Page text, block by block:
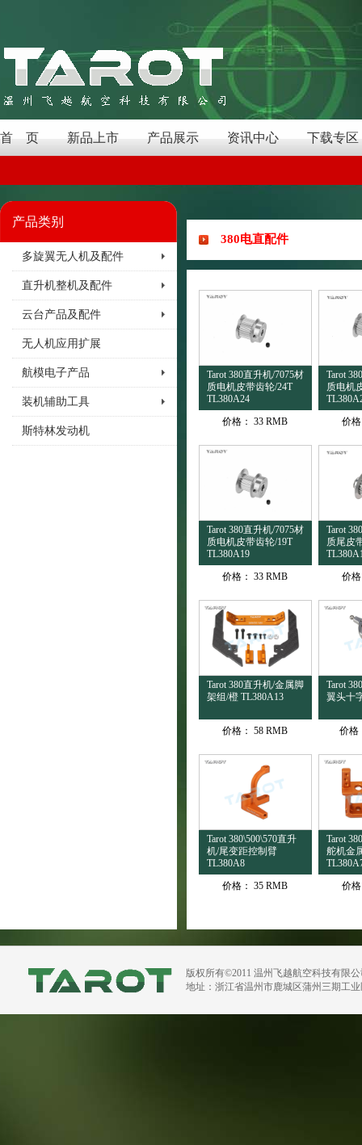
首 页 新品上市 产品展示 资讯中心 下载专区
产品类别
多旋翼无人机及配件
直升机整机及配件
云台产品及配件
无人机应用扩展
航模电子产品
装机辅助工具
斯特林发动机
380电直配件
Tarot 380直升机/7075材
质电机皮带齿轮/24T
TL380A24
价格： 33 RMB
Tarot
质电机
价
Tarot 380直升机/7075材
质电机皮带齿轮/19T
TL380A19
价格： 33 RMB
Tarot
质尾皮
价
Tarot 380直升机/金属脚
架组/橙 TL380A13
价格： 58 RMB
Tarot
翼头十
价格
Tarot 380\500\570直升
机/尾变距控制臂
TL380A8
价格： 35 RMB
Tarot
舵机金
价
版权所有©2011 温州飞越航空科技有限
地址：浙江省温州市鹿城区蒲州三期工业